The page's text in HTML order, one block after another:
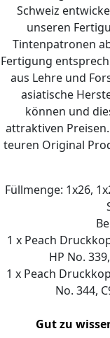
Schweiz
unseren
Tintenpatronen
Fertigung
aus Lehre und
asiatische
können und
attraktiven
teuren Original
Füllmenge: 1x26,
1 x Peach
HP No.
1 x Peach
No. 344,
Gut zu